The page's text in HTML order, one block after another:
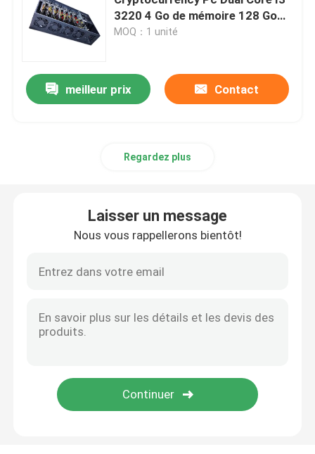
PC pare-feu
Mini PC d'OPS
PC de minage de crypto
Carte mère pare-feu
3220 4 Go de mémoire 128 Go
SSD Mining Rig Pc
MOQ：1 unité
meilleur prix Contact
Regardez plus
Laisser un message
Nous vous rappellerons bientôt!